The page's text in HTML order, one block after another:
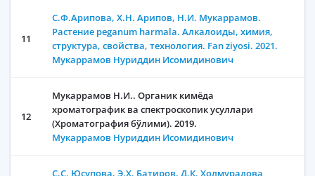
11
C.Ф.Арипова, Х.Н. Арипов, Н.И. Мукаррамов.
Растение peganum harmala. Алкалоиды, химия,
структура, свойства, технология. Fan ziyosi. 2021.
Мукаррамов Нуриддин Исомидинович
12
Мукаррамов Н.И.. Органик кимёда
хроматографик ва спектроскопик усуллари
(Хроматография бўлими). 2019.
Мукаррамов Нуриддин Исомидинович
С.С. Юсупова, Э.Х. Батиров, Д.К. Холмурадова